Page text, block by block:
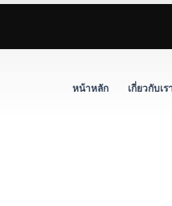
หน้าหลัก เกี่ยวกับเร